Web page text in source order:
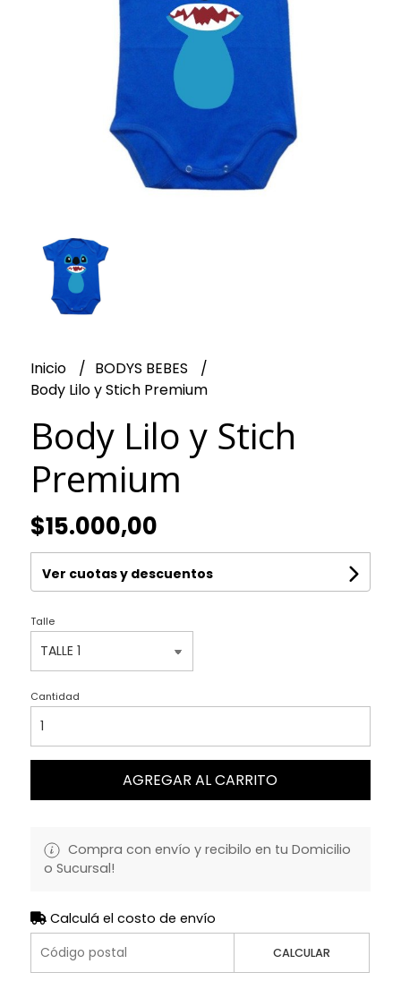
Inicio
BODYS BEBES
Body Lilo y Stich Premium
Body Lilo y Stich
Premium
$15.000,00
Ver cuotas y descuentos
Talle
Cantidad
AGREGAR AL CARRITO
Compra con envío y recibilo en tu Domicilio
o Sucursal!
Calculá el costo de envío
CALCULAR